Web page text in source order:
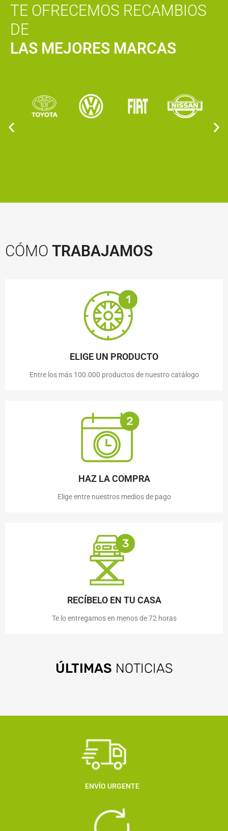
TE OFRECEMOS RECAMBIOS
DE
LAS MEJORES MARCAS
CÓMO TRABAJAMOS
ELIGE UN PRODUCTO
Entre los más 100.000 productos de nuestro catálogo
HAZ LA COMPRA
Elige entre nuestros medios de pago
RECÍBELO EN TU CASA
Te lo entregamos en menos de 72 horas
ÚLTIMAS NOTICIAS
ENVÍO URGENTE